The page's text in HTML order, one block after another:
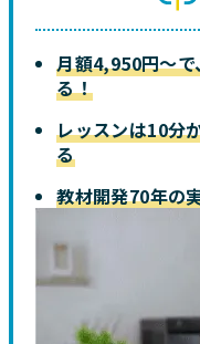
月額4,950円〜
る！
レッスンは10分
る
教材開発70年の